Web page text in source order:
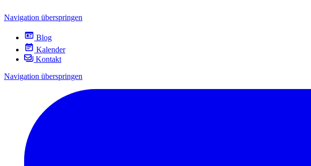
Navigation überspringen
Blog
Kalender
Kontakt
Navigation überspringen